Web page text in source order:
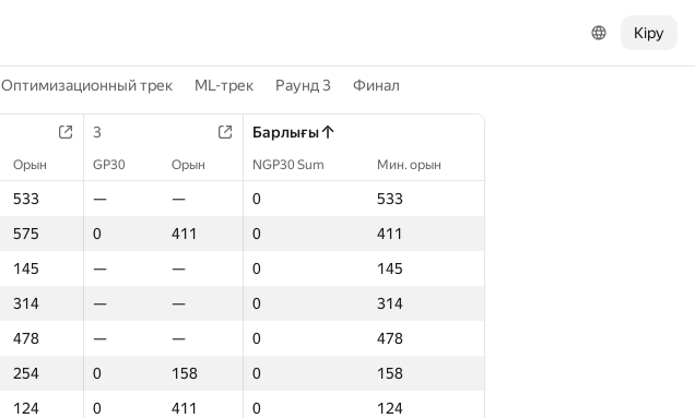
Кіру
Оптимизационный трек ML-трек Раунд 3 Финал
3 Барлығы
Орын GP30 Орын NGP30 Sum Мин. орын
533 — — 0
533
575 0 411 0
411
145 — — 0
145
314 — — 0
314
478 — — 0
478
254 0 158 0
158
124 0 411 0
124